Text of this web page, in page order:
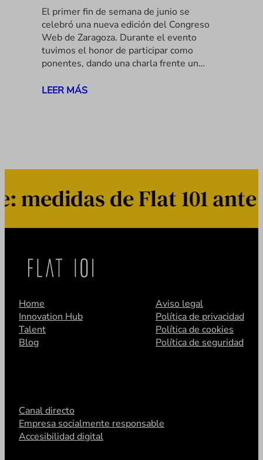
El primer fin de semana de junio se
celebró una nueva edición del Congreso
Web de Zaragoza. Durante el evento
tuvimos el honor de participar como
ponentes, dando una charla frente un…
LEER MÁS
de Flat 101 ante
Home
Innovation Hub
Talent
Blog
Aviso legal
Política de privacidad
Política de cookies
Política de seguridad
Canal directo
Empresa socialmente responsable
Accesibilidad digital